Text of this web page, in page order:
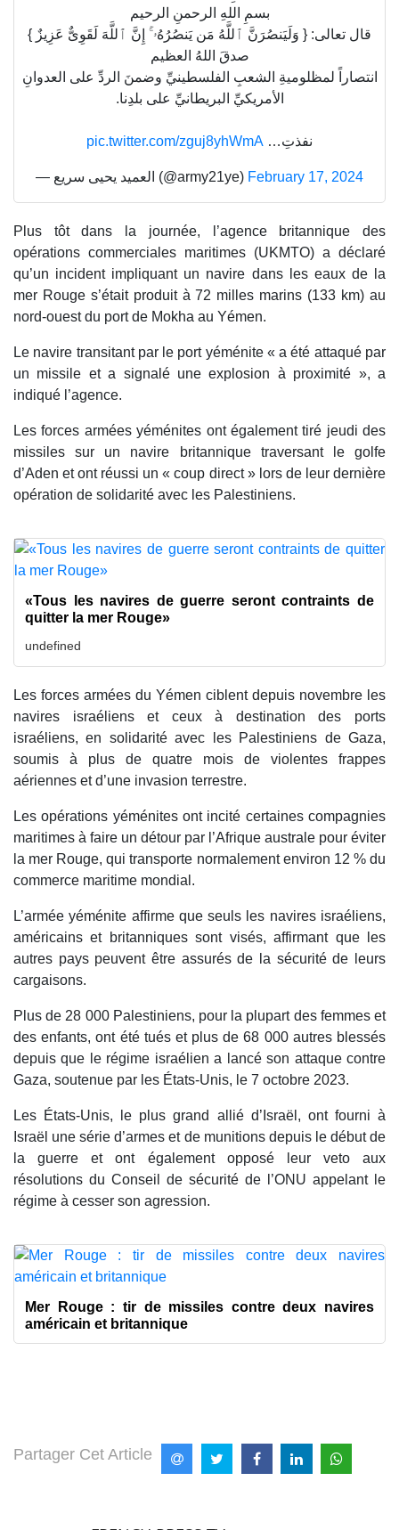
بسمِ اللهِ الرحمنِ الرحيم
قال تعالى: { وَلَیَنصُرَنَّ ٱللَّهُ مَن یَنصُرُهُۥۤۚ إِنَّ ٱللَّهَ لَقَوِیٌّ عَزِیزٌ }
صدقَ اللهُ العظيم
انتصاراً لمظلوميةِ الشعبِ الفلسطينيِّ وضمنَ الردِّ على العدوانِ
الأمريكيِّ البريطانيِّ على بلدِنا.
نفذتِ… pic.twitter.com/zguj8yhWmA
— العميد يحيى سريع (@army21ye) February 17, 2024
Plus tôt dans la journée, l’agence britannique des
opérations commerciales maritimes (UKMTO) a déclaré
qu’un incident impliquant un navire dans les eaux de la
mer Rouge s’était produit à 72 milles marins (133 km) au
nord-ouest du port de Mokha au Yémen.
Le navire transitant par le port yéménite « a été attaqué par
un missile et a signalé une explosion à proximité », a
indiqué l’agence.
Les forces armées yéménites ont également tiré jeudi des
missiles sur un navire britannique traversant le golfe
d’Aden et ont réussi un « coup direct » lors de leur dernière
opération de solidarité avec les Palestiniens.
«Tous les navires de guerre seront contraints de
quitter la mer Rouge»
undefined
Les forces armées du Yémen ciblent depuis novembre les
navires israéliens et ceux à destination des ports
israéliens, en solidarité avec les Palestiniens de Gaza,
soumis à plus de quatre mois de violentes frappes
aériennes et d’une invasion terrestre.
Les opérations yéménites ont incité certaines compagnies
maritimes à faire un détour par l’Afrique australe pour éviter
la mer Rouge, qui transporte normalement environ 12 % du
commerce maritime mondial.
L’armée yéménite affirme que seuls les navires israéliens,
américains et britanniques sont visés, affirmant que les
autres pays peuvent être assurés de la sécurité de leurs
cargaisons.
Plus de 28 000 Palestiniens, pour la plupart des femmes et
des enfants, ont été tués et plus de 68 000 autres blessés
depuis que le régime israélien a lancé son attaque contre
Gaza, soutenue par les États-Unis, le 7 octobre 2023.
Les États-Unis, le plus grand allié d’Israël, ont fourni à
Israël une série d’armes et de munitions depuis le début de
la guerre et ont également opposé leur veto aux
résolutions du Conseil de sécurité de l’ONU appelant le
régime à cesser son agression.
Mer Rouge : tir de missiles contre deux navires
américain et britannique
Partager Cet Article